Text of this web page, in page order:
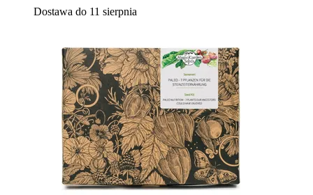
Dostawa do 11 sierpnia